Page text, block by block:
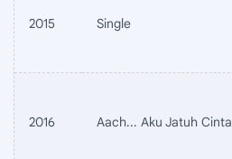
2015 Single
2016 Aach... Aku Jatuh Cinta